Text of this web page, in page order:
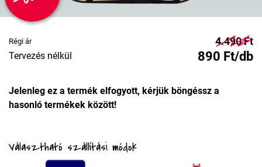
Régi ár 4.490 Ft
Tervezés nélkül 890 Ft/db
Jelenleg ez a termék elfogyott, kérjük böngéssz a
hasonló termékek között!
Választható szállítási módok